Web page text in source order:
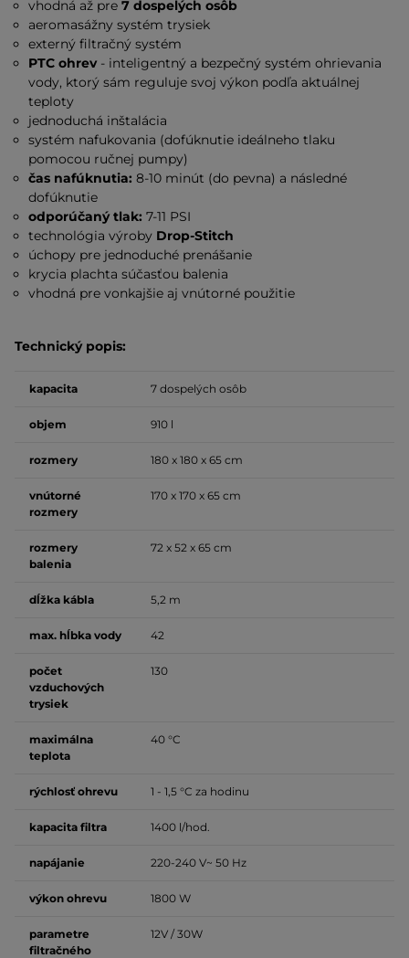
vhodná až pre7 dospelých osôb
aeromasážny systém trysiek
externý filtračný systém
PTC ohrev - inteligentný a bezpečný systém ohrievania
vody, ktorý sám reguluje svoj výkon podľa aktuálnej
teploty
jednoduchá inštalácia
systém nafukovania (dofúknutie ideálneho tlaku
pomocou ručnej pumpy)
čas nafúknutia: 8-10 minút (do pevna) a následné
dofúknutie
odporúčaný tlak: 7-11 PSI
technológia výroby Drop-Stitch
úchopy pre jednoduché prenášanie
krycia plachta súčasťou balenia
vhodná pre vonkajšie aj vnútorné použitie
Technický popis:
kapacita 7 dospelých osôb
objem 910 l
rozmery 180 x 180 x 65 cm
vnútorné
rozmery
170 x 170 x 65 cm
rozmery
balenia
72 x 52 x 65 cm
dĺžka kábla 5,2 m
max. hĺbka vody 42
počet
vzduchových
trysiek
130
maximálna
teplota
40 °C
rýchlosť ohrevu 1 - 1,5 °C za hodinu
kapacita filtra 1400 l/hod.
napájanie 220-240 V~ 50 Hz
výkon ohrevu 1800 W
parametre
filtračného
12V / 30W